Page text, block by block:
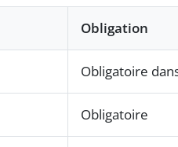
Obligation
Obligatoire
Obligatoire